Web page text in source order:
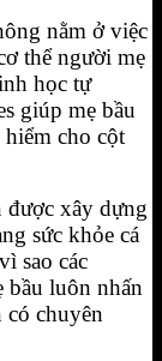
nằm ở việc
thể người mẹ
học tự
giúp mẹ bầu
cho cột
được xây dựng
sức khỏe cá
sao các
bầu luôn nhấn
có chuyên